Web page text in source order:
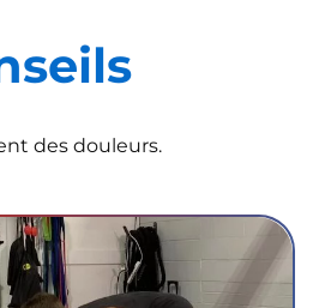
des douleurs.